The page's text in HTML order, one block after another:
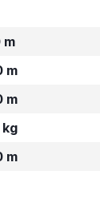
m
m
m
m